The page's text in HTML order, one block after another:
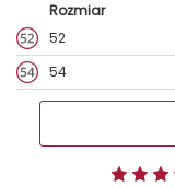
Rozmiar
52
54